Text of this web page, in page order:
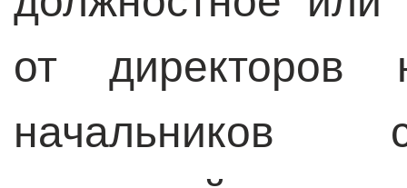
от директоров
начальников